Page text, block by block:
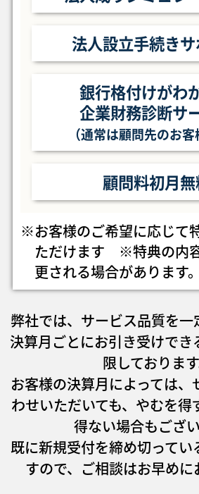
法人設立手続き
銀行格付けがわ
企業財務診断サ
（通常は顧問先のお客
顧問料初月
※お客様のご希望に応じて
ただけます ※特典の内
更される場合があります。
弊社では、サービス品質を一
決算月ごとにお引き受けでき
限しております
お客様の決算月によっては
わせいただいても、やむを得
得ない場合もござ
既に新規受付を締め切ってい
すので、ご相談はお早めに